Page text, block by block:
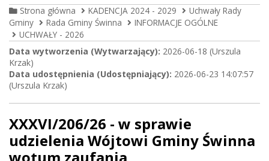
Strona główna KADENCJA 2024 - 2029
Uchwały Rady
Gminy
Rada Gminy Świnna
INFORMACJE OGÓLNE
UCHWAŁY - 2026
Data wytworzenia (Wytwarzający): 2026-06-18 (Urszula
Krzak)
Data udostępnienia (Udostępniający): 2026-06-23 14:07:57
(Urszula Krzak)
XXXVI/206/26 - w sprawie
udzielenia Wójtowi Gminy Świnna